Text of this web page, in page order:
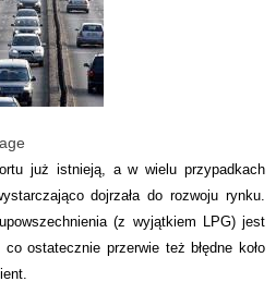
już istnieją, a w wielu przypadkach
dojrzała do rozwoju rynku.
(z wyjątkiem LPG) jest
ostatecznie przerwie też błędne koło